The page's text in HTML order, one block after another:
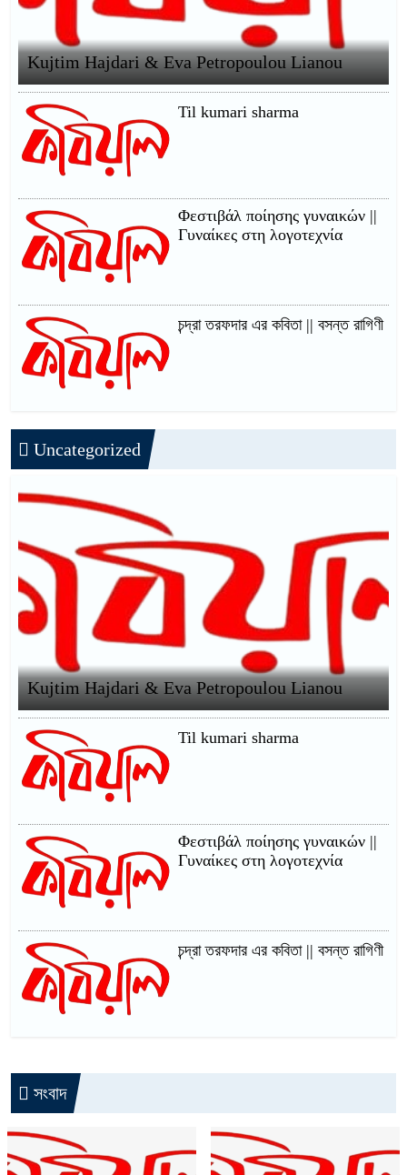
Kujtim Hajdari & Eva Petropoulou Lianou
Til kumari sharma
Φεστιβάλ ποίησης γυναικών ||
Γυναίκες στη λογοτεχνία
চন্দ্রা তরফদার এর কবিতা || বসন্ত রাগিণী
Uncategorized
Kujtim Hajdari & Eva Petropoulou Lianou
Til kumari sharma
Φεστιβάλ ποίησης γυναικών ||
Γυναίκες στη λογοτεχνία
চন্দ্রা তরফদার এর কবিতা || বসন্ত রাগিণী
সংবাদ